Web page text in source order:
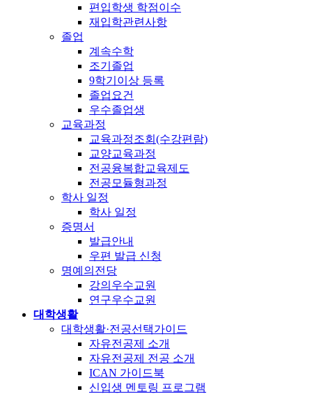
편입학생 학점이수
재입학관련사항
졸업
계속수학
조기졸업
9학기이상 등록
졸업요건
우수졸업생
교육과정
교육과정조회(수강편람)
교양교육과정
전공융복합교육제도
전공모듈형과정
학사 일정
학사 일정
증명서
발급안내
우편 발급 신청
명예의전당
강의우수교원
연구우수교원
대학생활
대학생활·전공선택가이드
자유전공제 소개
자유전공제 전공 소개
ICAN 가이드북
신입생 멘토링 프로그램